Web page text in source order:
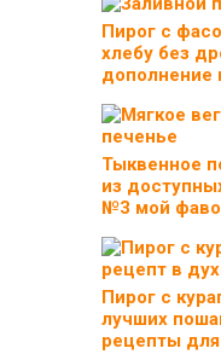
Пирог с
хлебу без
дополнение
Тыквенное
из
№3 мой
Пирог с
лучших
рецепты